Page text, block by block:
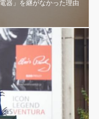
器」を継がなかった理由